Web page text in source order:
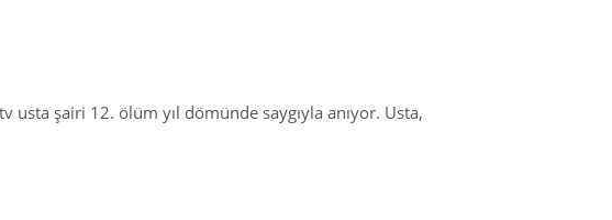
usta şairi 12. ölüm yıl dömünde saygıyla anıyor. Usta,